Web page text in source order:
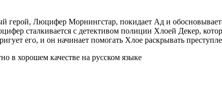
герой, Люцифер Морнингстар, покидает Ад и
сталкивается с детективом полиции Хлоей Декер,
его, и он начинает помогать Хлое раскрывать
в хорошем качестве на русском языке